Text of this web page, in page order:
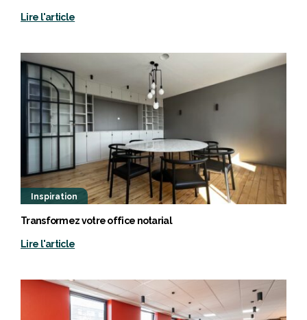
Lire l'article
Inspiration
Transformez votre office notarial
Lire l'article